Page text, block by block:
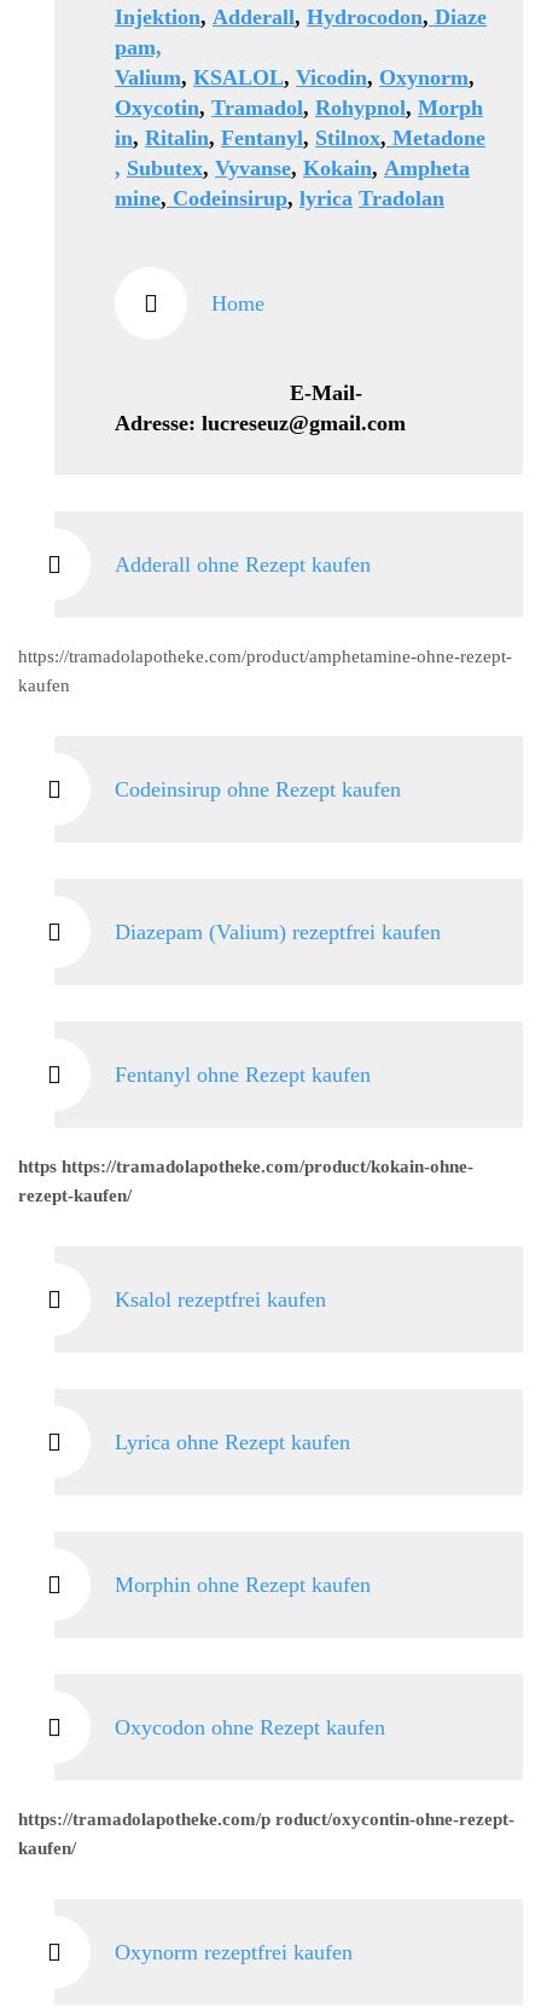
Injektion, Adderall, Hydrocodon, Diaze
pam,
Valium, KSALOL, Vicodin, Oxynorm,
Oxycotin, Tramadol, Rohypnol, Morph
in, Ritalin, Fentanyl, Stilnox, Metadone
, Subutex, Vyvanse, Kokain, Ampheta
mine, Codeinsirup, lyrica Tradolan
Home
E-Mail-
Adresse: lucreseuz@gmail.com
Adderall ohne Rezept kaufen
https://tramadolapotheke.com/product/amphetamine-ohne-rezept-
kaufen
Codeinsirup ohne Rezept kaufen
Diazepam (Valium) rezeptfrei kaufen
Fentanyl ohne Rezept kaufen
https https://tramadolapotheke.com/product/kokain-ohne-
rezept-kaufen/
Ksalol rezeptfrei kaufen
Lyrica ohne Rezept kaufen
Morphin ohne Rezept kaufen
Oxycodon ohne Rezept kaufen
https://tramadolapotheke.com/p roduct/oxycontin-ohne-rezept-
kaufen/
Oxynorm rezeptfrei kaufen